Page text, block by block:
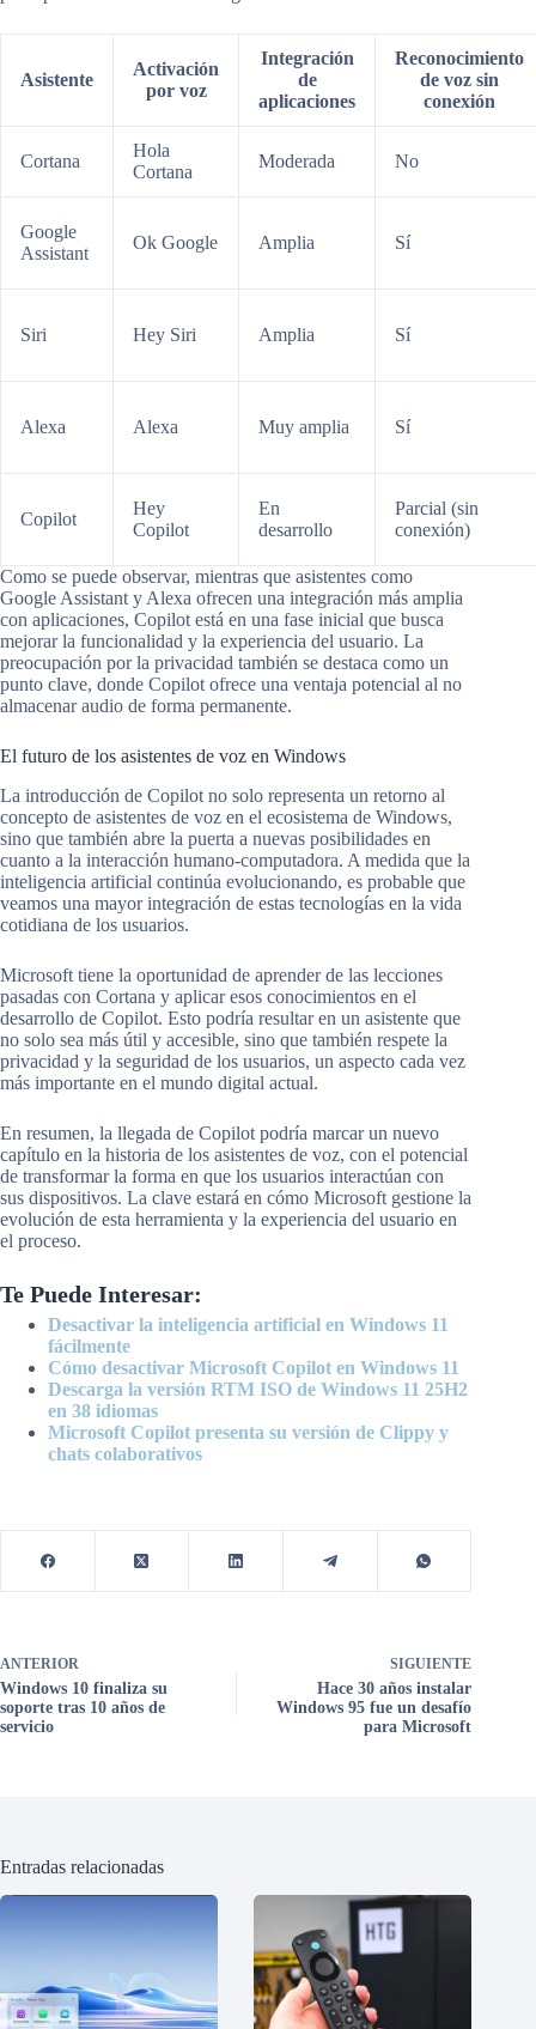
Asistente
Activación
por voz
Integración
de
aplicaciones
Reconocimiento
de voz sin
conexión
Cortana
Hola
Cortana
Moderada No
Google
Assistant
Ok Google Amplia Sí
Siri Hey Siri Amplia Sí
Alexa Alexa Muy amplia Sí
Copilot
Hey
Copilot
En
desarrollo
Parcial (sin
conexión)
Como se puede observar, mientras que asistentes como
Google Assistant y Alexa ofrecen una integración más amplia
con aplicaciones, Copilot está en una fase inicial que busca
mejorar la funcionalidad y la experiencia del usuario. La
preocupación por la privacidad también se destaca como un
punto clave, donde Copilot ofrece una ventaja potencial al no
almacenar audio de forma permanente.
El futuro de los asistentes de voz en Windows
La introducción de Copilot no solo representa un retorno al
concepto de asistentes de voz en el ecosistema de Windows,
sino que también abre la puerta a nuevas posibilidades en
cuanto a la interacción humano-computadora. A medida que la
inteligencia artificial continúa evolucionando, es probable que
veamos una mayor integración de estas tecnologías en la vida
cotidiana de los usuarios.
Microsoft tiene la oportunidad de aprender de las lecciones
pasadas con Cortana y aplicar esos conocimientos en el
desarrollo de Copilot. Esto podría resultar en un asistente que
no solo sea más útil y accesible, sino que también respete la
privacidad y la seguridad de los usuarios, un aspecto cada vez
más importante en el mundo digital actual.
En resumen, la llegada de Copilot podría marcar un nuevo
capítulo en la historia de los asistentes de voz, con el potencial
de transformar la forma en que los usuarios interactúan con
sus dispositivos. La clave estará en cómo Microsoft gestione la
evolución de esta herramienta y la experiencia del usuario en
el proceso.
Te Puede Interesar:
Desactivar la inteligencia artificial en Windows 11
fácilmente
Cómo desactivar Microsoft Copilot en Windows 11
Descarga la versión RTM ISO de Windows 11 25H2
en 38 idiomas
Microsoft Copilot presenta su versión de Clippy y
chats colaborativos
ANTERIOR
Windows 10 finaliza su
soporte tras 10 años de
servicio
SIGUIENTE
Hace 30 años instalar
Windows 95 fue un desafío
para Microsoft
Entradas relacionadas